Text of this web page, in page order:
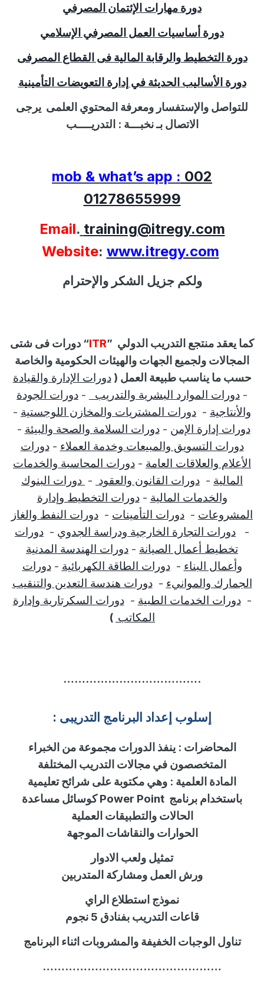
دورة مهارات الإئتمان المصرفي
دورة أساسيات العمل المصرفي الإسلامي
دورة التخطيط والرقابة المالية فى القطاع المصرفى
دورة الأساليب الحديثة في إدارة التعويضات التأمينية
للتواصل والإستفسار ومعرفة المحتوي العلمى يرجى
الاتصال بـ نخبـــة : التدريــــب
mob & what’s app : 002
01278655999
Email. training@itregy.com
Website:www.itregy.com
ولكم جزيل الشكر والإحترام
كما يعقد منتجع التدريب الدولي “ITR”
دورات فى شتى
المجالات ولجميع الجهات والهيئات الحكومية والخاصة
حسب ما يناسب طبيعة العمل ( دورات الإدارة والقيادة
- دورات الموارد البشرية والتدريب - دورات الجودة
والأنتاجية- دورات المشتريات والمخازن اللوجستية-
دورات إدارة الإمن- دورات السلامة والصحة والبيئة-
دورات التسويق والمبيعات وخدمة العملاء- دورات
الأعلام والعلاقات العامة- دورات المحاسبة والخدمات
المالية- دورات القانون والعقود - دورات البنوك
والخدمات المالية- دورات التخطيط وإدارة
المشروعات- دورات التأمينات-
دورات النفط والغاز
-
دورات التجارة الخارجية ودراسة الجدوي-
دورات
تخطيط أعمال الصيانة- دورات الهندسة المدنية
وأعمال البناء- دورات الطاقة الكهربائية- دورات
الجمارك والموانيء- دورات هندسة التعدين والتنقيب
- دورات الخدمات الطبية- دورات السكرتارية وإدارة
المكاتب )
……………………………….
إسلوب إعداد البرنامج التدريبى :
المحاضرات: ينفذ الدورات مجموعة من الخبراء
المتخصصون في مجالات التدريب المختلفة
المادة العلمية: وهي مكتوبة على شرائح تعليمية
باستخدام برنامج Power Point كوسائل مساعدة
الحالات والتطبيقات العملية
الحوارات والنقاشات الموجهة
تمثيل ولعب الادوار
ورش العمل ومشاركة المتدربين
نموذج استطلاع الراي
قاعات التدريب بفنادق 5 نجوم
تناول الوجبات الخفيفة والمشروبات اثناء البرنامج
…………………………………………